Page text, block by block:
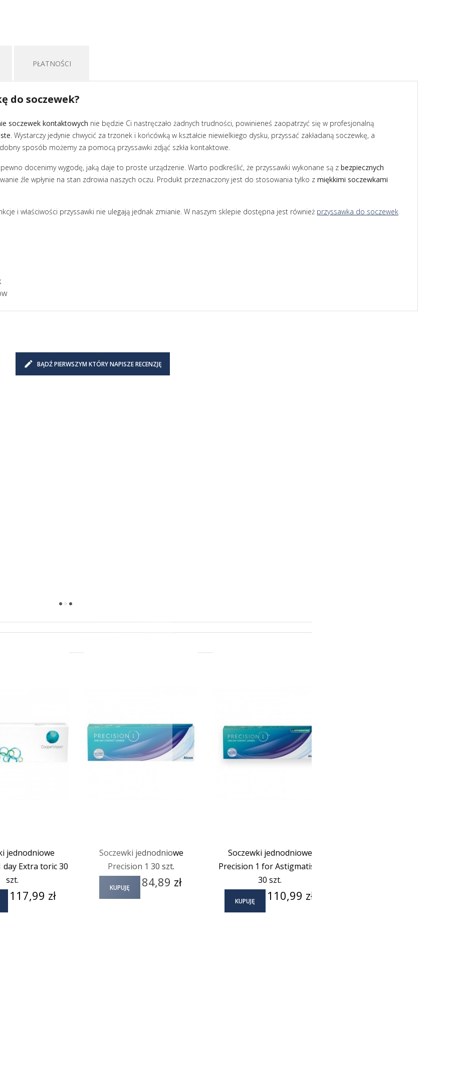
PŁATNOŚCI
do soczewek?
soczewek kontaktowych nie będzie Ci nastręczało żadnych trudności, powinieneś zaopatrzyć się w profesjonalną
. Wystarczy jedynie chwycić za trzonek i końcówką w kształcie niewielkiego dysku, przyssać zakładaną soczewkę, a
sposób możemy za pomocą przyssawki zdjąć szkła kontaktowe.
docenimy wygodę, jaką daje to proste urządzenie. Warto podkreślić, że przyssawki wykonane są z bezpiecznych
źle wpłynie na stan zdrowia naszych oczu. Produkt przeznaczony jest do stosowania tylko z miękkimi soczewkami
i właściwości przyssawki nie ulegają jednak zmianie. W naszym sklepie dostępna jest również przyssawka do soczewek
BĄDŹ PIERWSZYM KTÓRY NAPISZE RECENZJĘ
jednodniowe
day Extra toric 30
szt.
Cena
117,99 zł
Soczewki jednodniowe
Precision 1 30 szt.
KUPUJĘ Cena
84,89 zł
Soczewki jednodniowe
Precision 1 for Astigmatism
30 szt.
KUPUJĘ Cena
110,99 zł